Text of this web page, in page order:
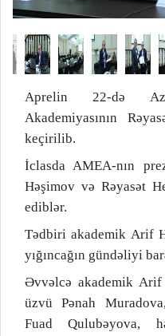
Aprelin 22-də
Akademiyasının
keçirilib.
İclasda AMEA-nın
Həşimov və Rəyasət
ediblər.
Tədbiri akademik Arif
yığıncağın gündəliyi
Əvvəlcə akademik Arif
üzvü Pənah
Fuad Qulubəyova,